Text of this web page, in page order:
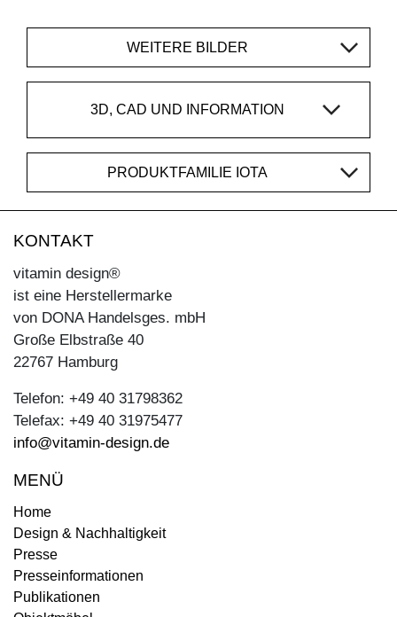
WEITERE BILDER
3D, CAD UND INFORMATION
PRODUKTFAMILIE IOTA
KONTAKT
vitamin design®
ist eine Herstellermarke
von DONA Handelsges. mbH
Große Elbstraße 40
22767 Hamburg
Telefon: +49 40 31798362
Telefax: +49 40 31975477
info@vitamin-design.de
MENÜ
Home
Design & Nachhaltigkeit
Presse
Presseinformationen
Publikationen